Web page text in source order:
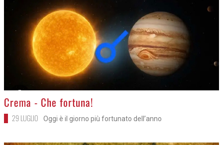
>
Crema - Che fortuna!
29 LUGLIO Oggi è il giorno più fortunato dell’anno